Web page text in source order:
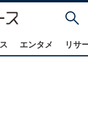
エンタメ リサ